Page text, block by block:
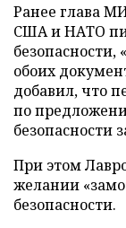
Ранее глава
США и НАТО
обоих
добавил, что
по
безопасности
При этом
желании
безопасности.